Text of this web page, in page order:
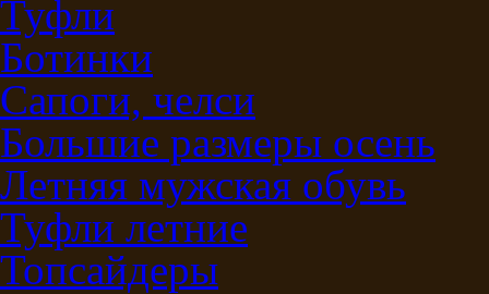
Туфли
Ботинки
Сапоги, челси
Большие размеры осень
Летняя мужская обувь
Туфли летние
Топсайдеры